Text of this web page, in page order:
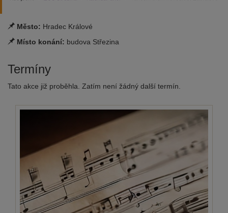
Město: Hradec Králové
Místo konání: budova Střezina
Termíny
Tato akce již proběhla. Zatím není žádný další termín.